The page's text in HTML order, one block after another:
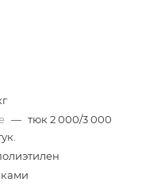
— тюк 2 000/3 000